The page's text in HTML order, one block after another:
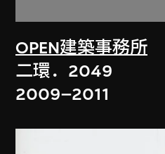
OPEN建築事務所
二環．2049
2009–2011